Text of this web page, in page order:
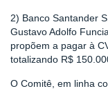
2) Banco Santander
Gustavo Adolfo
propõem a pagar à
totalizando R$
O Comitê, em linha